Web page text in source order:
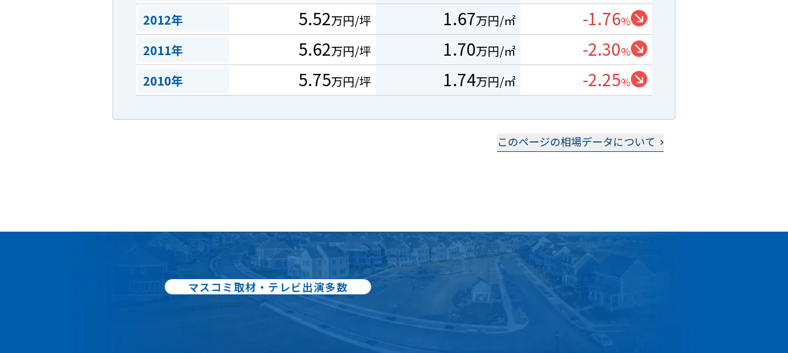
2012年 5.52万円/坪 1.67万円/㎡ -1.76%
2011年 5.62万円/坪 1.70万円/㎡ -2.30%
2010年 5.75万円/坪 1.74万円/㎡ -2.25%
このページの相場データについて
マスコミ取材・テレビ出演多数
出版書籍86冊：累計80万部出版
スペシャリスト